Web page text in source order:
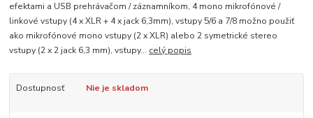
efektami a USB prehrávačom / záznamníkom, 4 mono mikrofónové /
linkové vstupy (4 x XLR + 4 x jack 6,3mm), vstupy 5/6 a 7/8 možno použiť
ako mikrofónové mono vstupy (2 x XLR) alebo 2 symetrické stereo
vstupy (2 x 2 jack 6,3 mm), vstupy... celý popis
Dostupnosť Nie je skladom